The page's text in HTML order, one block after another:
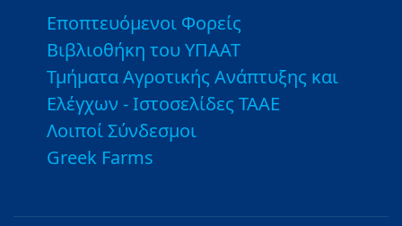
Εποπτευόμενοι Φορείς
Βιβλιοθήκη του ΥΠΑΑΤ
Τμήματα Αγροτικής Ανάπτυξης και
Ελέγχων - Ιστοσελίδες ΤΑΑΕ
Λοιποί Σύνδεσμοι
Greek Farms